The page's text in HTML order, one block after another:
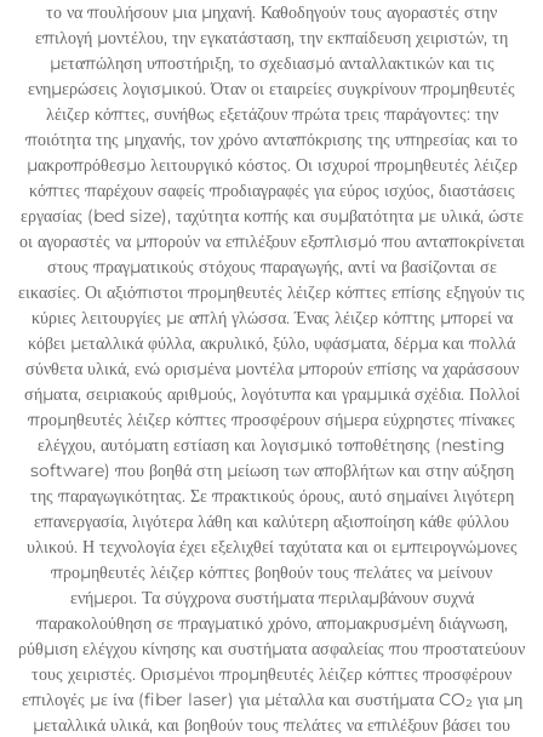
το να πουλήσουν μια μηχανή. Καθοδηγούν τους αγοραστές στην
επιλογή μοντέλου, την εγκατάσταση, την εκπαίδευση χειριστών, τη
μεταπώληση υποστήριξη, το σχεδιασμό ανταλλακτικών και τις
ενημερώσεις λογισμικού. Όταν οι εταιρείες συγκρίνουν προμηθευτές
λέιζερ κόπτες, συνήθως εξετάζουν πρώτα τρεις παράγοντες: την
ποιότητα της μηχανής, τον χρόνο ανταπόκρισης της υπηρεσίας και το
μακροπρόθεσμο λειτουργικό κόστος. Οι ισχυροί προμηθευτές λέιζερ
κόπτες παρέχουν σαφείς προδιαγραφές για εύρος ισχύος, διαστάσεις
εργασίας (bed size), ταχύτητα κοπής και συμβατότητα με υλικά, ώστε
οι αγοραστές να μπορούν να επιλέξουν εξοπλισμό που ανταποκρίνεται
στους πραγματικούς στόχους παραγωγής, αντί να βασίζονται σε
εικασίες. Οι αξιόπιστοι προμηθευτές λέιζερ κόπτες επίσης εξηγούν τις
κύριες λειτουργίες με απλή γλώσσα. Ένας λέιζερ κόπτης μπορεί να
κόβει μεταλλικά φύλλα, ακρυλικό, ξύλο, υφάσματα, δέρμα και πολλά
σύνθετα υλικά, ενώ ορισμένα μοντέλα μπορούν επίσης να χαράσσουν
σήματα, σειριακούς αριθμούς, λογότυπα και γραμμικά σχέδια. Πολλοί
προμηθευτές λέιζερ κόπτες προσφέρουν σήμερα εύχρηστες πίνακες
ελέγχου, αυτόματη εστίαση και λογισμικό τοποθέτησης (nesting
software) που βοηθά στη μείωση των αποβλήτων και στην αύξηση
της παραγωγικότητας. Σε πρακτικούς όρους, αυτό σημαίνει λιγότερη
επανεργασία, λιγότερα λάθη και καλύτερη αξιοποίηση κάθε φύλλου
υλικού. Η τεχνολογία έχει εξελιχθεί ταχύτατα και οι εμπειρογνώμονες
προμηθευτές λέιζερ κόπτες βοηθούν τους πελάτες να μείνουν
ενήμεροι. Τα σύγχρονα συστήματα περιλαμβάνουν συχνά
παρακολούθηση σε πραγματικό χρόνο, απομακρυσμένη διάγνωση,
ρύθμιση ελέγχου κίνησης και συστήματα ασφαλείας που προστατεύουν
τους χειριστές. Ορισμένοι προμηθευτές λέιζερ κόπτες προσφέρουν
επιλογές με ίνα (fiber laser) για μέταλλα και συστήματα CO₂ για μη
μεταλλικά υλικά, και βοηθούν τους πελάτες να επιλέξουν βάσει του